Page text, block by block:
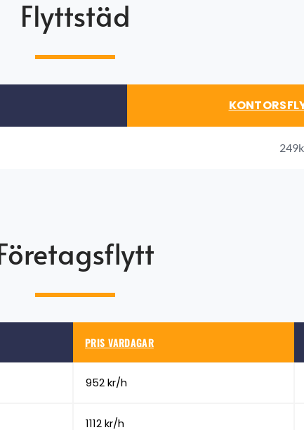
Flyttstäd
PRIS VARDAGAR
952 kr/h
1112 kr/h